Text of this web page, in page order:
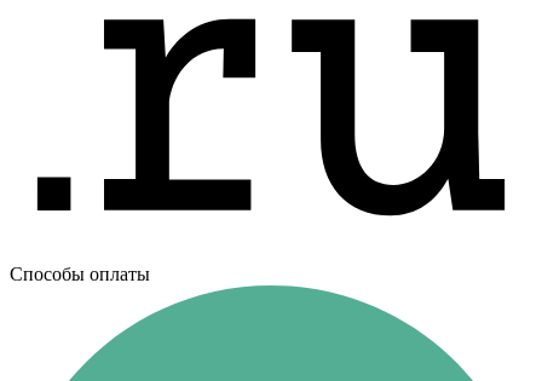
Способы оплаты